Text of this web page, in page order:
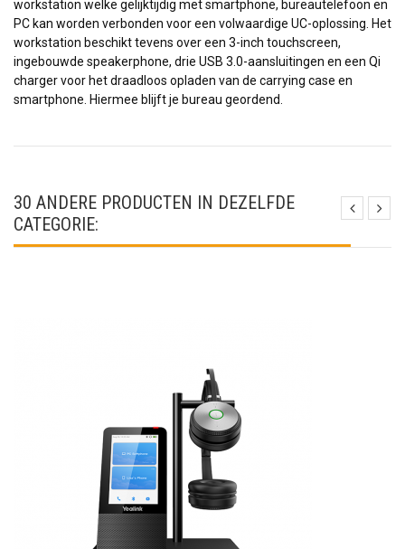
workstation welke gelijktijdig met smartphone, bureautelefoon en
PC kan worden verbonden voor een volwaardige UC-oplossing. Het
workstation beschikt tevens over een 3-inch touchscreen,
ingebouwde speakerphone, drie USB 3.0-aansluitingen en een Qi
charger voor het draadloos opladen van de carrying case en
smartphone. Hiermee blijft je bureau geordend.
30 ANDERE PRODUCTEN IN DEZELFDE
CATEGORIE: